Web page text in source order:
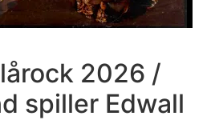
2026 /
spiller Edwall